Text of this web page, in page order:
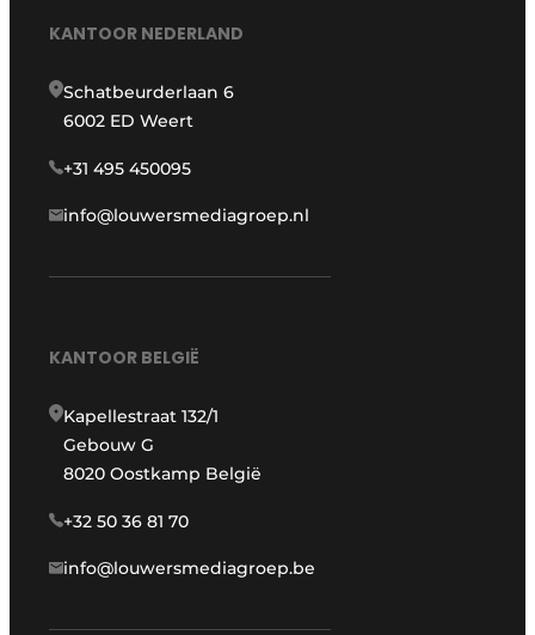
KANTOOR NEDERLAND
Schatbeurderlaan 6
6002 ED Weert
+31 495 450095
info@louwersmediagroep.nl
KANTOOR BELGIË
Kapellestraat 132/1
Gebouw G
8020 Oostkamp België
+32 50 36 81 70
info@louwersmediagroep.be